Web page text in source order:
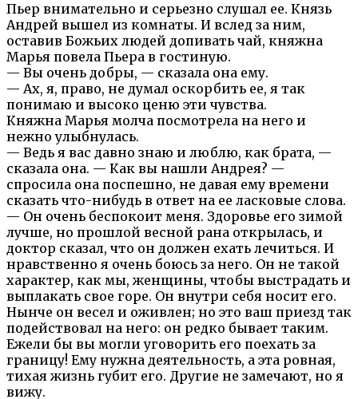
Пьер внимательно и серьезно слушал ее. Князь
Андрей вышел из комнаты. И вслед за ним,
оставив Божьих людей допивать чай, княжна
Марья повела Пьера в гостиную.
— Вы очень добры, — сказала она ему.
— Ах, я, право, не думал оскорбить ее, я так
понимаю и высоко ценю эти чувства.
Княжна Марья молча посмотрела на него и
нежно улыбнулась.
— Ведь я вас давно знаю и люблю, как брата, —
сказала она. — Как вы нашли Андрея? —
спросила она поспешно, не давая ему времени
сказать что-нибудь в ответ на ее ласковые слова.
— Он очень беспокоит меня. Здоровье его зимой
лучше, но прошлой весной рана открылась, и
доктор сказал, что он должен ехать лечиться. И
нравственно я очень боюсь за него. Он не такой
характер, как мы, женщины, чтобы выстрадать и
выплакать свое горе. Он внутри себя носит его.
Нынче он весел и оживлен; но это ваш приезд так
подействовал на него: он редко бывает таким.
Ежели бы вы могли уговорить его поехать за
границу! Ему нужна деятельность, а эта ровная,
тихая жизнь губит его. Другие не замечают, но я
вижу.